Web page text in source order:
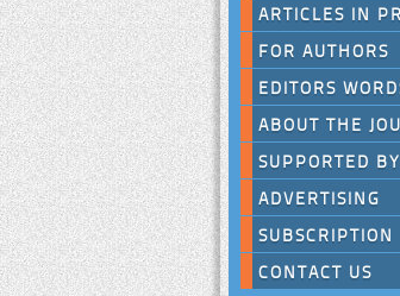
ARTICLES IN
FOR AUTHORS
EDITORS
ABOUT THE
SUPPORTED BY
ADVERTISING
SUBSCRIPTION
CONTACT US